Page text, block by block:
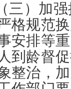
（三）加
格规范
安排等
到龄督
整治，